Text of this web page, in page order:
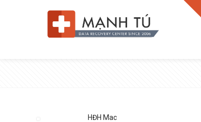
HĐH Mac